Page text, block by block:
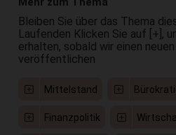
Bleiben Sie über das Thema
Laufenden Klicken Sie auf [+],
erhalten, sobald wir einen
veröffentlichen
Mittelstand
Finanzpolitik